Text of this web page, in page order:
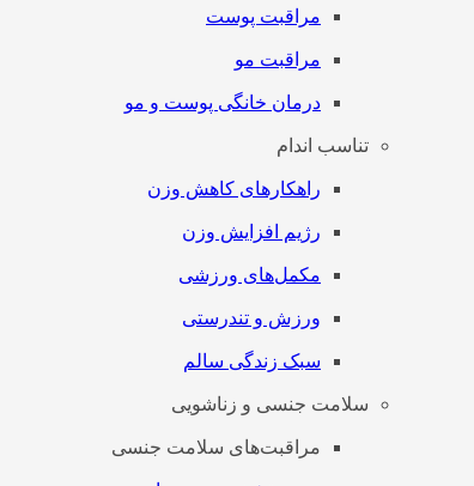
مراقبت پوست
مراقبت مو
درمان خانگی پوست و مو
تناسب اندام
راهکارهای کاهش وزن
رژیم افزایش وزن
مکمل‌های ورزشی
ورزش و تندرستی
سبک زندگی سالم
سلامت جنسی و زناشویی
مراقبت‌های سلامت جنسی